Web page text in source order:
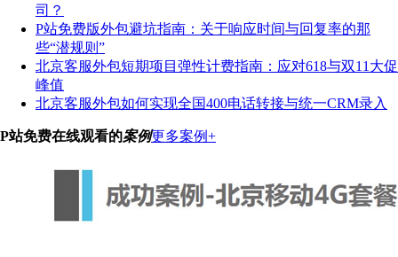
司？
P站免费版外包避坑指南：关于响应时间与回复率的那
些“潜规则”
北京客服外包短期项目弹性计费指南：应对618与双11大促
峰值
北京客服外包如何实现全国400电话转接与统一CRM录入
P站免费在线观看的案例更多案例+